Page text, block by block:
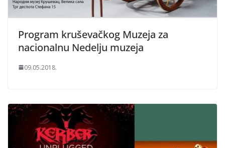
Program kruševačkog Muzeja za
nacionalnu Nedelju muzeja
09.05.2018.